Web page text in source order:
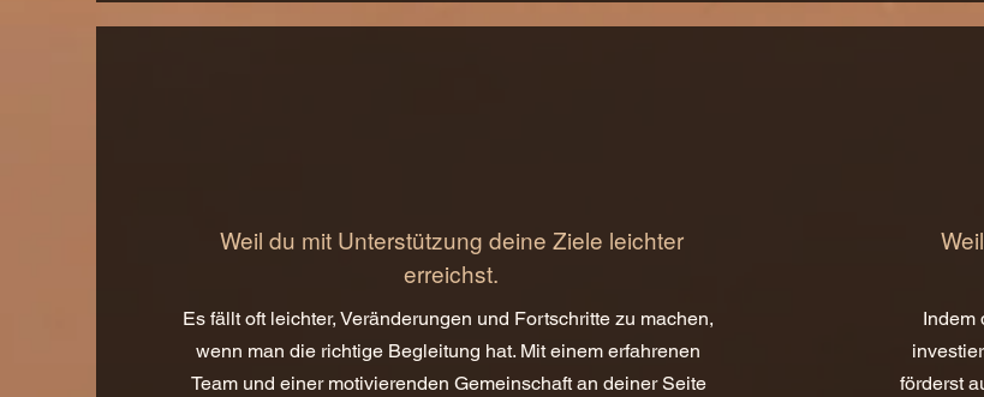
Weil du mit Unterstützung deine Ziele leichter
erreichst.
Es fällt oft leichter, Veränderungen und Fortschritte zu machen,
wenn man die richtige Begleitung hat. Mit einem erfahrenen
Team und einer motivierenden Gemeinschaft an deiner Seite
Indem
förderst